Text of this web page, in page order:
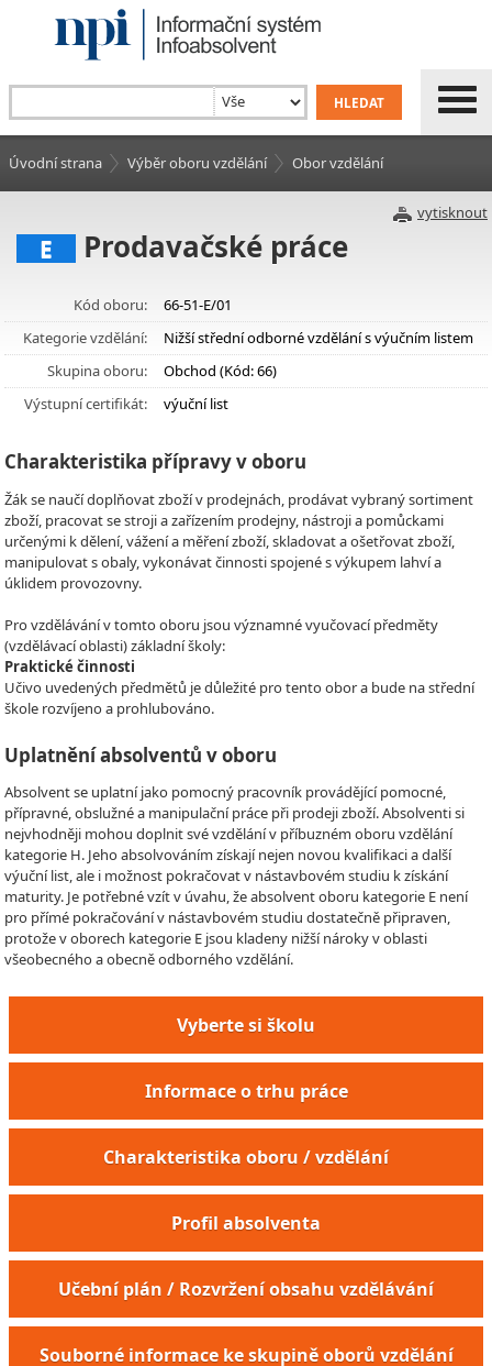
Úvodní strana Výběr oboru vzdělání Obor vzdělání
vytisknout
E Prodavačské práce
Kód oboru:
66-51-E/01
Kategorie vzdělání:
Nižší střední odborné vzdělání s výučním listem
Skupina oboru:
Obchod (Kód: 66)
Výstupní certifikát:
výuční list
Charakteristika přípravy v oboru
Žák se naučí doplňovat zboží v prodejnách, prodávat vybraný sortiment
zboží, pracovat se stroji a zařízením prodejny, nástroji a pomůckami
určenými k dělení, vážení a měření zboží, skladovat a ošetřovat zboží,
manipulovat s obaly, vykonávat činnosti spojené s výkupem lahví a
úklidem provozovny.
Pro vzdělávání v tomto oboru jsou významné vyučovací předměty
(vzdělávací oblasti) základní školy:
Praktické činnosti
Učivo uvedených předmětů je důležité pro tento obor a bude na střední
škole rozvíjeno a prohlubováno.
Uplatnění absolventů v oboru
Absolvent se uplatní jako pomocný pracovník provádějící pomocné,
přípravné, obslužné a manipulační práce při prodeji zboží. Absolventi si
nejvhodněji mohou doplnit své vzdělání v příbuzném oboru vzdělání
kategorie H. Jeho absolvováním získají nejen novou kvalifikaci a další
výuční list, ale i možnost pokračovat v nástavbovém studiu k získání
maturity. Je potřebné vzít v úvahu, že absolvent oboru kategorie E není
pro přímé pokračování v nástavbovém studiu dostatečně připraven,
protože v oborech kategorie E jsou kladeny nižší nároky v oblasti
všeobecného a obecně odborného vzdělání.
Vyberte si školu
Informace o trhu práce
Charakteristika oboru / vzdělání
Profil absolventa
Učební plán / Rozvržení obsahu vzdělávání
Souborné informace ke skupině oborů vzdělání